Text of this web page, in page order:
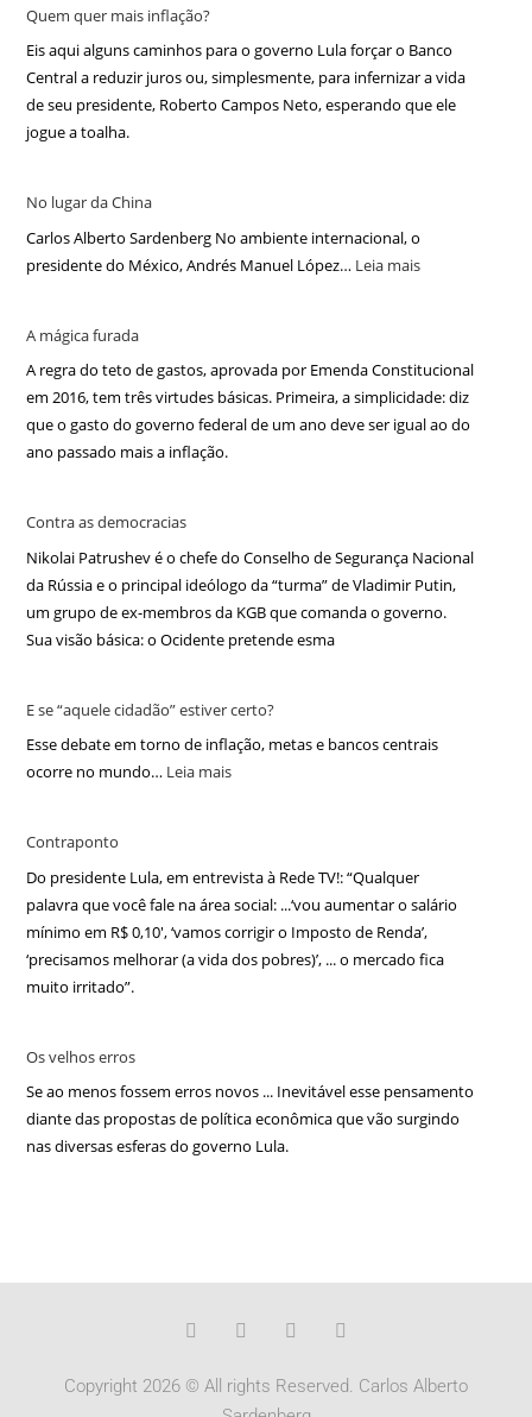
Quem quer mais inflação?
Eis aqui alguns caminhos para o governo Lula forçar o Banco
Central a reduzir juros ou, simplesmente, para infernizar a vida
de seu presidente, Roberto Campos Neto, esperando que ele
jogue a toalha.
No lugar da China
Carlos Alberto Sardenberg No ambiente internacional, o
presidente do México, Andrés Manuel López… Leia mais
A mágica furada
A regra do teto de gastos, aprovada por Emenda Constitucional
em 2016, tem três virtudes básicas. Primeira, a simplicidade: diz
que o gasto do governo federal de um ano deve ser igual ao do
ano passado mais a inflação.
Contra as democracias
Nikolai Patrushev é o chefe do Conselho de Segurança Nacional
da Rússia e o principal ideólogo da “turma” de Vladimir Putin,
um grupo de ex-membros da KGB que comanda o governo.
Sua visão básica: o Ocidente pretende esma
E se “aquele cidadão” estiver certo?
Esse debate em torno de inflação, metas e bancos centrais
ocorre no mundo… Leia mais
Contraponto
Do presidente Lula, em entrevista à Rede TV!: “Qualquer
palavra que você fale na área social: ...‘vou aumentar o salário
mínimo em R$ 0,10′, ‘vamos corrigir o Imposto de Renda’,
‘precisamos melhorar (a vida dos pobres)’, ... o mercado fica
muito irritado”.
Os velhos erros
Se ao menos fossem erros novos ... Inevitável esse pensamento
diante das propostas de política econômica que vão surgindo
nas diversas esferas do governo Lula.
Copyright 2026 © All rights Reserved. Carlos Alberto